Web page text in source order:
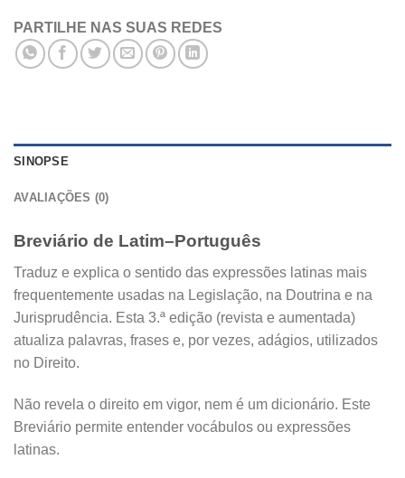
PARTILHE NAS SUAS REDES
SINOPSE
AVALIAÇÕES (0)
Breviário de Latim–Português
Traduz e explica o sentido das expressões latinas mais
frequentemente usadas na Legislação, na Doutrina e na
Jurisprudência. Esta 3.ª edição (revista e aumentada)
atualiza palavras, frases e, por vezes, adágios, utilizados
no Direito.
Não revela o direito em vigor, nem é um dicionário. Este
Breviário permite entender vocábulos ou expressões
latinas.